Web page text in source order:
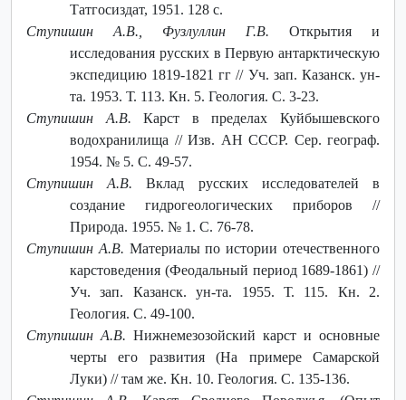
Татгосиздат, 1951. 128 с.
Ступишин А.В., Фузлуллин Г.В. Открытия и
исследования русских в Первую антарктическую
экспедицию 1819-1821 гг // Уч. зап. Казанск. ун-
та. 1953. Т. 113. Кн. 5. Геология. С. 3-23.
Ступишин А.В. Карст в пределах Куйбышевского
водохранилища // Изв. АН СССР. Сер. географ.
1954. № 5. С. 49-57.
Ступишин А.В. Вклад русских исследователей в
создание гидрогеологических приборов //
Природа. 1955. № 1. С. 76-78.
Ступишин А.В. Материалы по истории отечественного
карстоведения (Феодальный период 1689-1861) //
Уч. зап. Казанск. ун-та. 1955. Т. 115. Кн. 2.
Геология. С. 49-100.
Ступишин А.В. Нижнемезозойский карст и основные
черты его развития (На примере Самарской
Луки) // там же. Кн. 10. Геология. С. 135-136.